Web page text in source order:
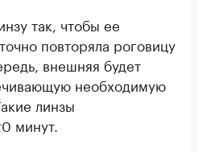
так, чтобы ее
повторяла роговицу
внешняя будет
необходимую
линзы
минут.